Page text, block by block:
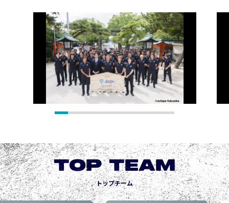
TOP TEAM
トップチーム